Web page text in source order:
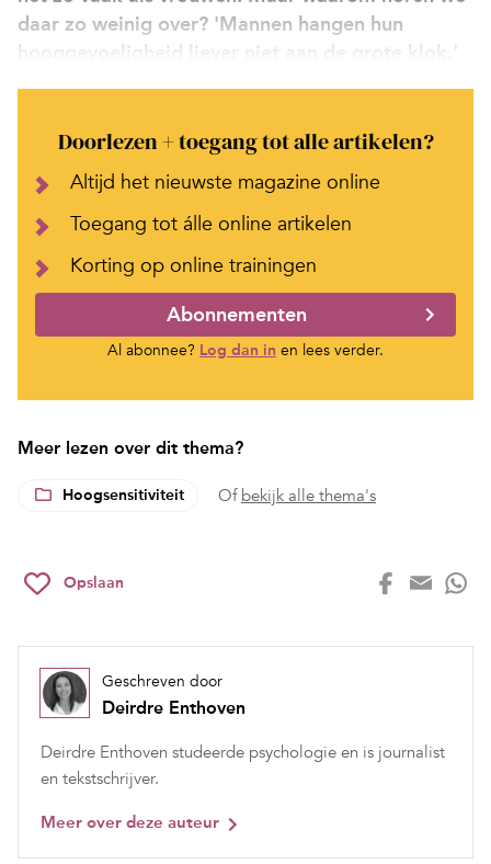
daar zo weinig over? 'Mannen hangen hun
hooggevoeligheid liever niet aan de grote klok.'
Doorlezen + toegang tot alle artikelen?
Altijd het nieuwste magazine online
Toegang tot álle online artikelen
Korting op online trainingen
Abonnementen
Al abonnee? Log dan in en lees verder.
Meer lezen over dit thema?
Hoogsensitiviteit Of bekijk alle thema's
Opslaan
Geschreven door
Deirdre Enthoven
Deirdre Enthoven studeerde psychologie en is journalist
en tekstschrijver.
Meer over deze auteur